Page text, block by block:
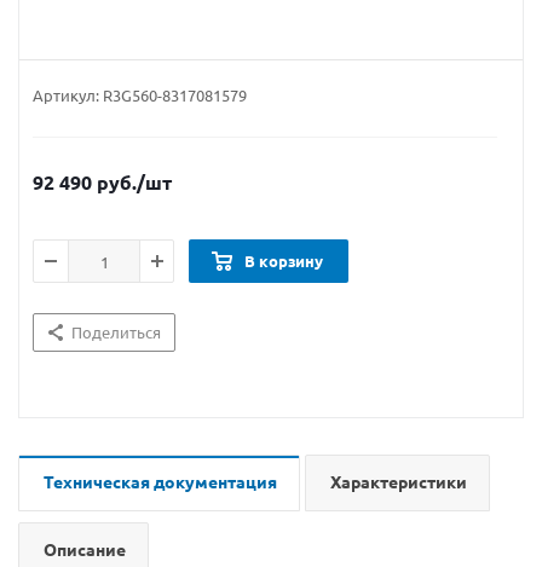
Артикул: R3G560-8317081579
92 490 руб./шт
В корзину
Поделиться
Техническая документация Характеристики
Описание